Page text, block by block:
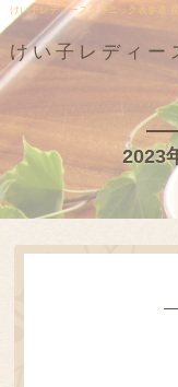
けい子レディースクリニック表参道
けい子レディ
2023